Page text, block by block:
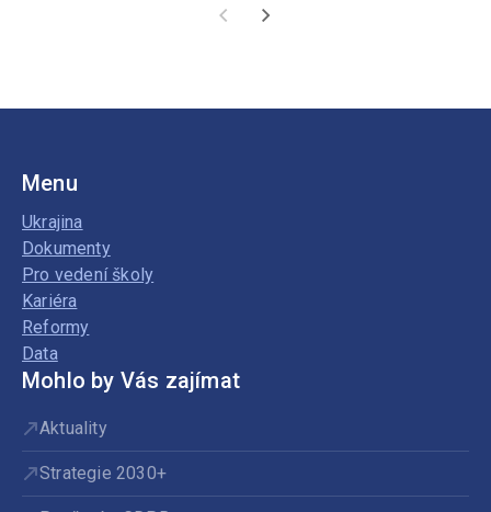
Menu
Ukrajina
Dokumenty
Pro vedení školy
Kariéra
Reformy
Data
Mohlo by Vás zajímat
Aktuality
Strategie 2030+